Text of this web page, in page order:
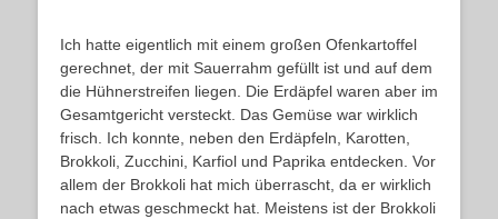
Ich hatte eigentlich mit einem großen Ofenkartoffel
gerechnet, der mit Sauerrahm gefüllt ist und auf dem
die Hühnerstreifen liegen. Die Erdäpfel waren aber im
Gesamtgericht versteckt. Das Gemüse war wirklich
frisch. Ich konnte, neben den Erdäpfeln, Karotten,
Brokkoli, Zucchini, Karfiol und Paprika entdecken. Vor
allem der Brokkoli hat mich überrascht, da er wirklich
nach etwas geschmeckt hat. Meistens ist der Brokkoli